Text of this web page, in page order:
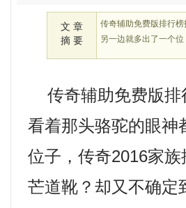
文 章
摘 要
传奇辅助免费版排行
另一边就多出了一个位
传奇辅助免费版排
看着那头骆驼的眼神
位子，传奇2016家
芒道靴？却又不确定